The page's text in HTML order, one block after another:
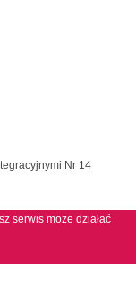
Nr 14
serwis może działać